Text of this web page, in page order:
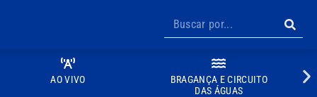
AO VIVO
BRAGANÇA E CIRCUITO
DAS ÁGUAS